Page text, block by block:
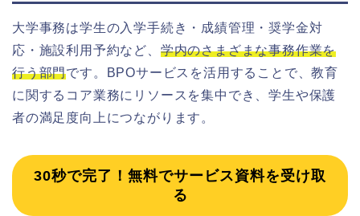
大学事務は学生の入学手続き・成績管理・奨学金対
応・施設利用予約など、 学内のさまざまな事務作業を
行う部門です。BPOサービスを活用することで、教育
に関するコア業務にリソースを集中でき、学生や保護
者の満足度向上につながります。
30秒で完了！無料でサービス資料を受け取
る